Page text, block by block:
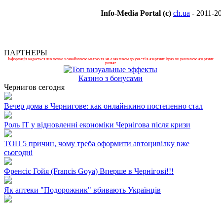
Info-Media Portal (c) ch.ua - 2011-
ПАРТНЕРЫ
Інформація надається виключно з ознайомчою метою та не є закликом до участі в азартних іграх чи рекламою азартних
розваг.
Казино з бонусами
Чернигов сегодня
Вечер дома в Чернигове: как онлайнкино постепенно стал
Роль ІТ у відновленні економіки Чернігова після кризи
ТОП 5 причин, чому треба оформити автоцивілку вже
сьогодні
Френсіс Гойя (Francis Goya) Вперше в Чернігові!!!
Як аптеки "Подорожник" вбивають Українців